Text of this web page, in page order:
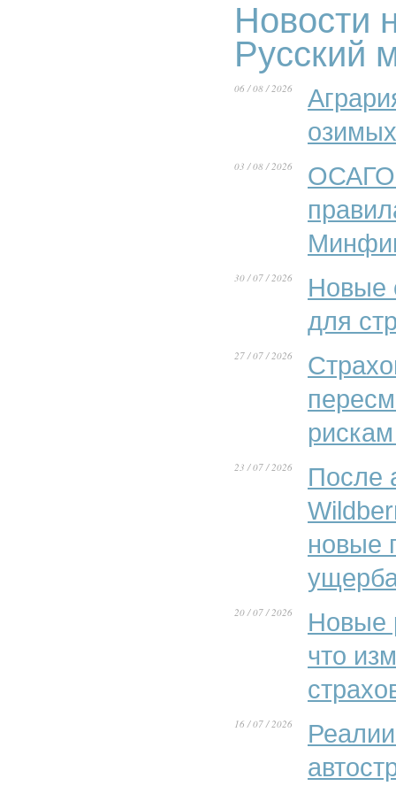
Новости
Русский
06 / 08 / 2026
03 / 08 / 2026
ОСАГО
30 / 07 / 2026
Новые
для
27 / 07 / 2026
23 / 07 / 2026
После
новые
20 / 07 / 2026
Новые
что
16 / 07 / 2026